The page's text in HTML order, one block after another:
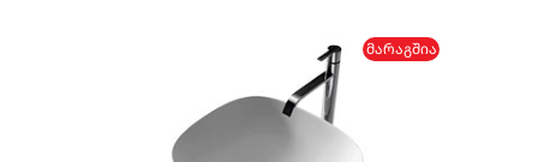
ᲛᲐᲠᲐᲒᲨᲘᲐ